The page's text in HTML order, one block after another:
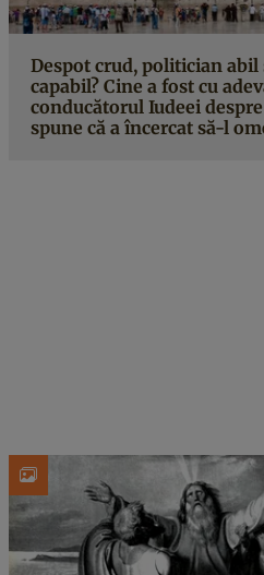
Despot crud, politician abil
capabil? Cine a fost cu
conducătorul Iudeei
spune că a încercat să-l